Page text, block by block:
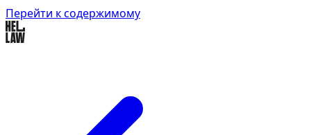
Перейти к содержимому